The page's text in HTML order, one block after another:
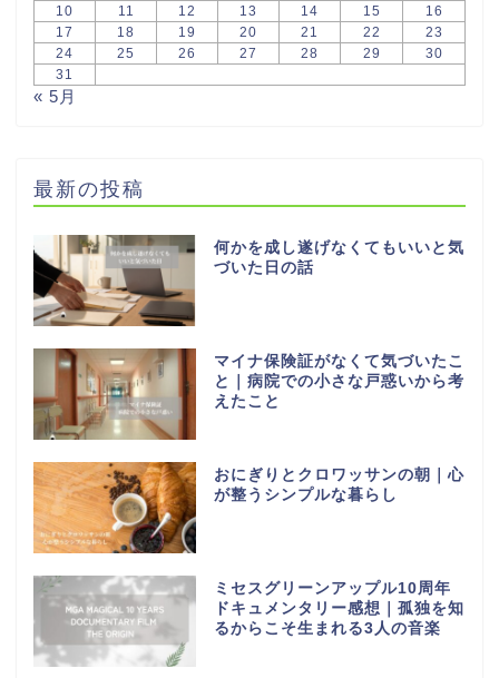
10
11 12 13 14 15
16
17
18 19 20 21 22
23
24
25 26 27 28 29
30
31
« 5月
最新の投稿
何かを成し遂げなくてもいいと気
づいた日の話
マイナ保険証がなくて気づいたこ
と｜病院での小さな戸惑いから考
えたこと
おにぎりとクロワッサンの朝｜心
が整うシンプルな暮らし
ミセスグリーンアップル10周年
ドキュメンタリー感想｜孤独を知
るからこそ生まれる3人の音楽